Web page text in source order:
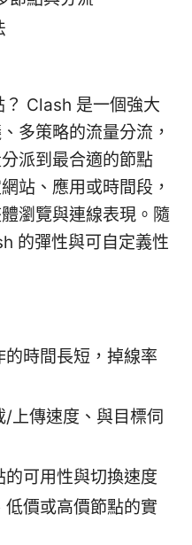
Clash 是一個強大
多策略的流量分流，
派到最合適的節點
站、應用或時間段，
瀏覽與連線表現。隨
的彈性與可自定義性
時間長短，掉線率
上傳速度、與目標伺
可用性與切換速度
價或高價節點的實